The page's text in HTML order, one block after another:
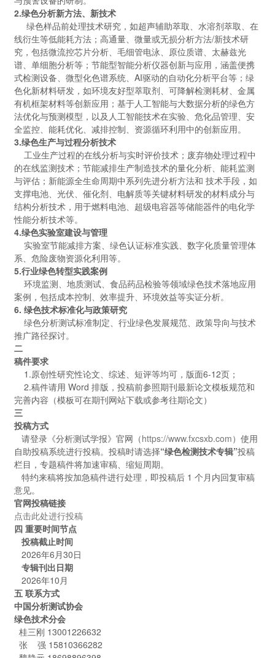
2.绿色分析新方法、新技术
绿色样品前处理技术研究，如超声辅助萃取、水溶剂萃取、在
线衍生等低能耗方法；高通量、微量或无损分析方法/新技术研
究，包括微流控芯片分析、毛细管电泳、原位质谱、太赫兹光
谱、单细胞分析等；节能型智能分析仪器创新与应用，涵盖便携
式检测设备、微型化色谱系统、AI驱动的自动化分析平台等；绿
色化新材料研发，如环境友好型萃取剂、可降解检测耗材、金属
有机框架材料等创新应用；基于人工智能与大数据分析的绿色方
法优化与预测模型，以及人工智能技术在实验、危化品管理、安
全监控、能耗优化、减排控制、资源循环利用中的创新应用。
3.绿色生产与过程分析技术
工业生产过程的在线分析与实时评价技术；废弃物处理过程中
的在线监测技术；节能减排生产制造技术的量化分析、能耗监测
与评估；新能源全生命周期中系列先进分析方法和 技术手段，如
支撑电池、光伏、催化剂、电解质等关键材料研发的材料成分与
结构分析技术，用于燃料电池、超级电容器等储能器件的电化学
性能分析技术等。
4.绿色实验室建设与管理
实验室节能减排方案、绿色认证标准实践、数字化质量管理体
系、危险废物资源化利用等。
5.行业绿色转型实践案例
环境监测、地质测试、食品药品检验等领域绿色技术落地应用
案例，包括成本控制、效率提升、环境效益等实证分析。
6. 绿色技术标准化与政策研究
绿色分析测试标准制定、行业绿色发展规范、政策导向与技术
推广路径探讨。
二
稿件要求
1.原创性研究性论文、综述、短评等均可，版面6-12页；
2.稿件请用 Word 排版，投稿前参照期刊最新论文模板规范和
完善内容（模板可在期刊网站下载或参考往期论文）
三
投稿方式
请登录《分析测试学报》官网（https://www.fxcsxb.com）使用
自助投稿系统进行投稿。投稿时请选择“绿色检测技术专辑”投稿
栏目，专题稿件将加速审稿、缩短周期。
特约来稿将按加急稿件进行处理，即投稿后 1 个月内回复审稿
意见。
官网投稿链接
点击此处进行投稿
四 重要时间节点
投稿截止时间
2026年6月30日
专辑刊出日期
2026年10月
五 联系方式
中国分析测试协会
绿色技术分会
桂三刚 13001226632
张 强 15810366282